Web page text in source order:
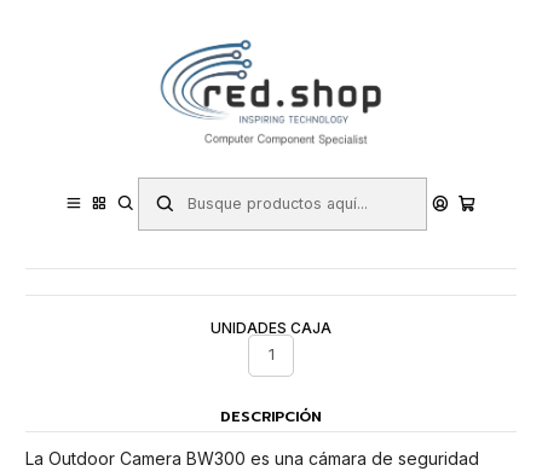
Haga Click Aqui
Hogar y Electrodomésticos Seguridad y Videovigilancia
Cámaras IP y Videovigilancia
Xiaomi Outdoor Camera BW300 Camara Vigilancia para Exterior 2K
- Campo de Vision de 130º - Deteccion de Movimiento Humano -
Vision Nocturna a Color -
UNIDADES CAJA
1
DESCRIPCIÓN
La Outdoor Camera BW300 es una cámara de seguridad